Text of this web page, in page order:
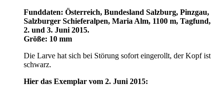
Funddaten: Österreich, Bundesland Salzburg, Pinzgau,
Salzburger Schieferalpen, Maria Alm, 1100 m, Tagfund,
2. und 3. Juni 2015.
Größe: 10 mm
Die Larve hat sich bei Störung sofort eingerollt, der Kopf ist
schwarz.
Hier das Exemplar vom 2. Juni 2015: